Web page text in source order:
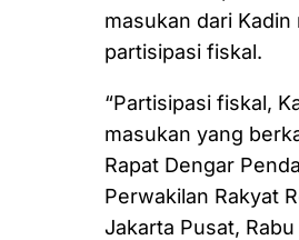
masukan dari
partisipasi fiskal.
“Partisipasi fiskal,
masukan yang
Rapat Dengar
Perwakilan Rakyat
Jakarta Pusat,